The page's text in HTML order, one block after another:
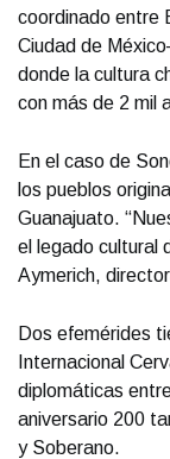
coordinado entre
Ciudad de
donde la cultura
con más de 2 mil
En el caso de
los pueblos
Guanajuato.
el legado cultural
Aymerich,
Dos efemérides
Internacional
diplomáticas
aniversario 200
y Soberano.